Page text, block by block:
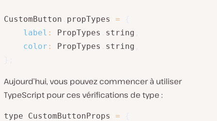
CustomButton propTypes =
label : PropTypes string
color : PropTypes string
Aujourd’hui, vous pouvez commencer à utiliser
TypeScript pour ces vérifications de type :
type CustomButtonProps =